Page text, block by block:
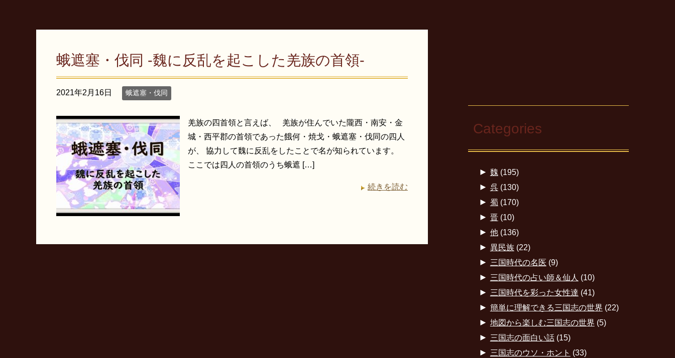
蛾遮塞・伐同 -魏に反乱を起こした羌族の首領-
2021年2月16日 蛾遮塞・伐同
羌族の四首領と言えば、 羌族が住んでいた隴西・南安・金
城・西平郡の首領であった餓何・焼戈・蛾遮塞・伐同の四人
が、 協力して魏に反乱をしたことで名が知られています。
ここでは四人の首領のうち蛾遮 […]
続きを読む
Categories
► 魏 (195)
► 呉(130)
► 蜀 (170)
► 晋(10)
► 他(136)
► 異民族(22)
► 三国時代の名医 (9)
► 三国時代の占い師＆仙人 (10)
► 三国時代を彩った女性達 (41)
► 簡単に理解できる三国志の世界 (22)
► 地図から楽しむ三国志の世界 (5)
► 三国志の面白い話(15)
► 三国志のウソ・ホント (33)